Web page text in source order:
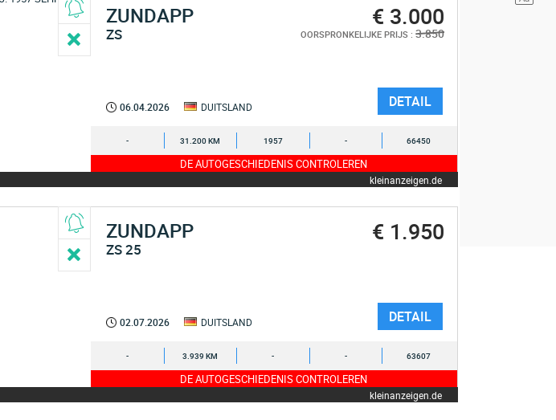
ZUNDAPP
ZS
€ 3.000
OORSPRONKELIJKE PRIJS : 3.850
06.04.2026 DUITSLAND DETAIL
- 31.200 KM 1957 - 66450
DE AUTOGESCHIEDENIS CONTROLEREN
kleinanzeigen.de
ZUNDAPP
ZS 25
€ 1.950
02.07.2026 DUITSLAND DETAIL
- 3.939 KM - - 63607
DE AUTOGESCHIEDENIS CONTROLEREN
kleinanzeigen.de